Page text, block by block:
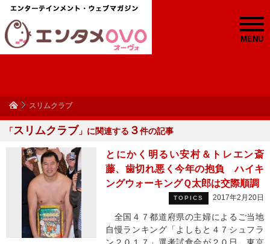
MENU
スリムクラブ
「スリムクラブ 」に関連する ３件の記事
とにかく明るい安村＆トレエン斎
藤、歯切れ悪く今年の抱負 ハイキ
ングウォーキングＱ太郎は交際順調
TOPICS 2017年2月20日
全国４７都道府県の主婦によるご当地
自慢ランキング「よしもと４７シュフラ